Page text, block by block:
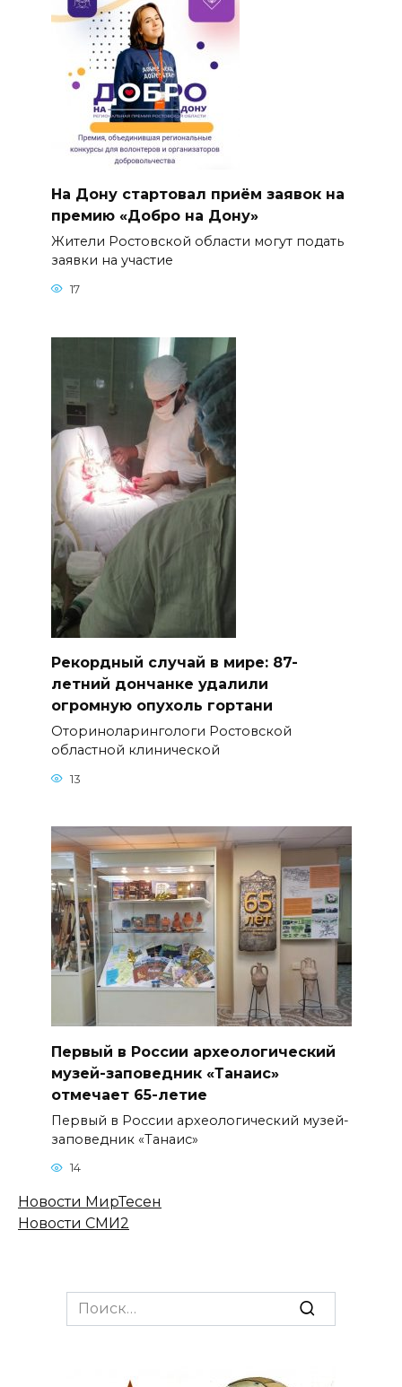
На Дону стартовал приём заявок на
премию «Добро на Дону»
Жители Ростовской области могут подать
заявки на участие
17
Рекордный случай в мире: 87-
летний дончанке удалили
огромную опухоль гортани
Оториноларингологи Ростовской
областной клинической
13
Первый в России археологический
музей-заповедник «Танаис»
отмечает 65-летие
Первый в России археологический музей-
заповедник «Танаис»
14
Новости МирТесен
Новости СМИ2
Search
for: